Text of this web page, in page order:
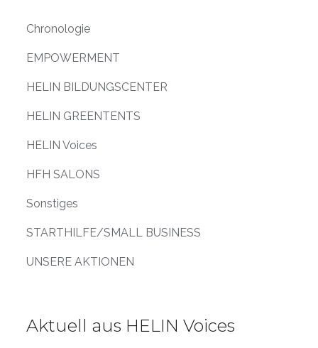
Chronologie
EMPOWERMENT
HELIN BILDUNGSCENTER
HELIN GREENTENTS
HELIN Voices
HFH SALONS
Sonstiges
STARTHILFE/SMALL BUSINESS
UNSERE AKTIONEN
Aktuell aus HELIN Voices